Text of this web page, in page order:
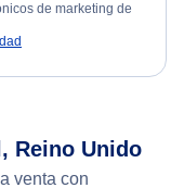
de marketing de
Reino Unido
venta con